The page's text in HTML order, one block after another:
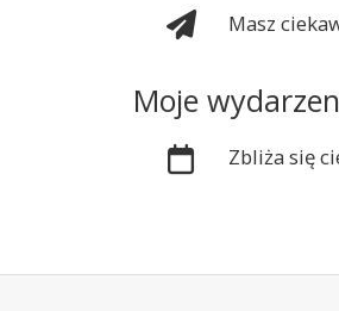
Masz
Moje
Zbliża się